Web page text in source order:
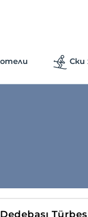
Ски